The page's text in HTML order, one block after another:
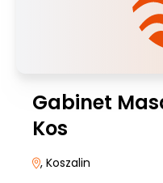
Gabinet
Kos
, Koszalin